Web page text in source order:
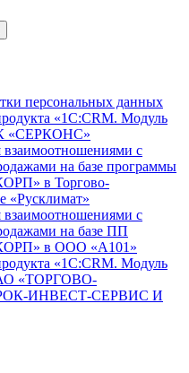
персональных данных
«1С:CRM. Модуль
«СЕРКОНС»
взаимоотношениями с
на базе программы
в Торгово-
«Русклимат»
взаимоотношениями с
на базе ПП
в ООО «А101»
«1С:CRM. Модуль
«ТОРГОВО-
ИНВЕСТ-СЕРВИС И